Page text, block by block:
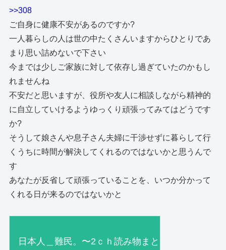
>>308
ご自身に健康不安があるのですか?
一人暮らしの人は世の中たくさんいますからひとりであ
まり思い詰めないで下さい
今までは少しご家族に対して依存し過ぎていたのかもし
れませんね
不安だと思いますが、役所や友人に相談しながら精神的
に自立していけるようゆっくり頑張ってみてはどうです
か?
そうして娘さんや息子さん夫婦に干渉せずに暮らして行
くうちに時間が解決してくれるのではないかと思うんで
す
あなたが反省して頑張っていることを、いつか分かって
くれる日が来るのではないかと